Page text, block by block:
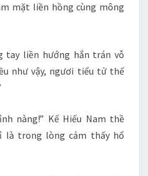
mặt liền hồng cùng mông
tay liền hướng hắn trán vỗ
như vậy, ngươi tiểu tử thế
nàng!” Kế Hiếu Nam thề
là trong lòng cảm thấy hổ